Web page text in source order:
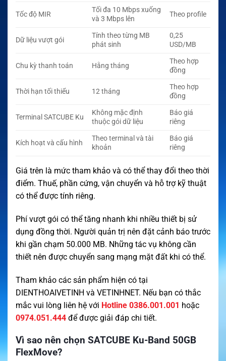
Tốc độ MIR
Tối đa 10 Mbps xuống
và 3 Mbps lên
Theo profile
Dữ liệu vượt gói
Tính theo từng MB
phát sinh
0,25
USD/MB
Chu kỳ thanh toán Hằng tháng
Theo hợp
đồng
Thời hạn tối thiểu 12 tháng
Theo hợp
đồng
Terminal SATCUBE Ku
Không mặc định
thuộc gói dữ liệu
Báo giá
riêng
Kích hoạt và cấu hình
Theo terminal và tài
khoản
Báo giá
riêng
Giá trên là mức tham khảo và có thể thay đổi theo thời
điểm. Thuế, phần cứng, vận chuyển và hỗ trợ kỹ thuật
có thể được tính riêng.
Phí vượt gói có thể tăng nhanh khi nhiều thiết bị sử
dụng đồng thời. Người quản trị nên đặt cảnh báo trước
khi gần chạm 50.000 MB. Những tác vụ không cần
thiết nên được chuyển sang mạng mặt đất khi có thể.
Tham khảo các sản phẩm hiện có tại
DIENTHOAIVETINH và VETINHNET. Nếu bạn có thắc
mắc vui lòng liên hệ với Hotline 0386.001.001 hoặc
0974.051.444 để được giải đáp chi tiết.
Vì sao nên chọn SATCUBE Ku-Band 50GB
FlexMove?